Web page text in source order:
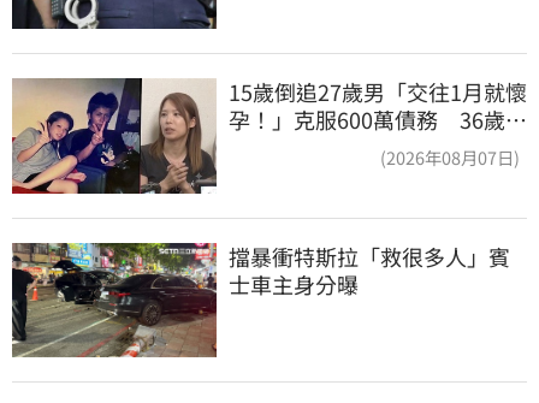
15歲倒追27歲男「交往1月就懷
孕！」克服600萬債務 36歲美
(2026年08月07日)
擋暴衝特斯拉「救很多人」賓
士車主身分曝